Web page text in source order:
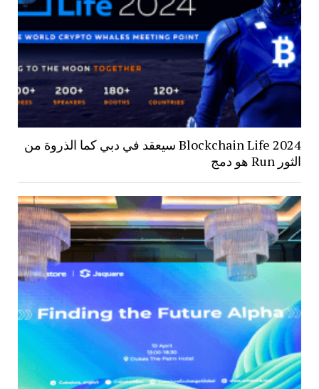
Blockchain Life 2024 سيعقد في دبي كما الذروة من
الثور Run هو دمج